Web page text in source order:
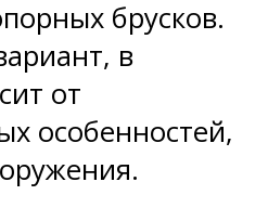
брусков.
в
от
особенностей,